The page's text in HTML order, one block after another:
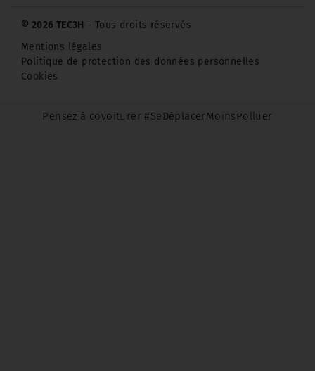
© 2026 TEC3H - Tous droits réservés
Mentions légales
Politique de protection des données personnelles
Cookies
Pensez à covoiturer #SeDéplacerMoinsPolluer